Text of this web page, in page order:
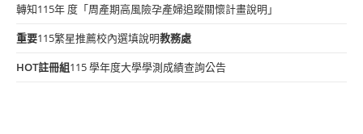
轉知115年 度「周產期高風險孕產婦追蹤關懷計畫說明」
重要115繁星推薦校內選填說明教務處
HOT註冊組115 學年度大學學測成績查詢公告